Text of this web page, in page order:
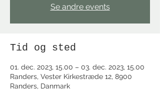
Se andre events
Tid og sted
01. dec. 2023, 15.00 – 03. dec. 2023, 15.00
Randers, Vester Kirkestræde 12, 8900
Randers, Danmark